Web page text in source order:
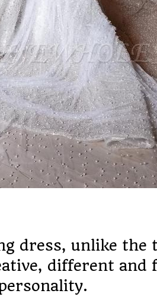
dress, unlike the
different and